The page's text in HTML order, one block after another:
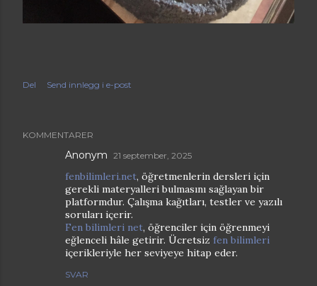
Del Send innlegg i e-post
KOMMENTARER
Anonym 21 september, 2025
fenbilimleri.net, öğretmenlerin dersleri için
gerekli materyalleri bulmasını sağlayan bir
platformdur. Çalışma kağıtları, testler ve yazılı
soruları içerir.
Fen bilimleri net, öğrenciler için öğrenmeyi
eğlenceli hâle getirir. Ücretsiz fen bilimleri
içerikleriyle her seviyeye hitap eder.
SVAR